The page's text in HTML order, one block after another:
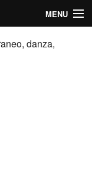
MENU
danza,